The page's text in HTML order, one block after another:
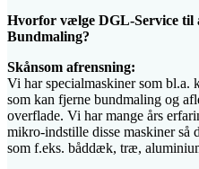
Hvorfor vælge DGL-Service til
Bundmaling?
Skånsom afrensning:
Vi har specialmaskiner som bl.a.
som kan fjerne bundmaling og
overflade. Vi har mange års
mikro-indstille disse maskiner så
som f.eks. båddæk, træ,